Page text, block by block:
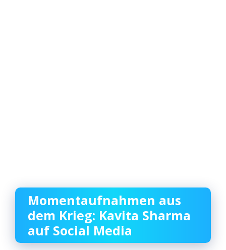
Momentaufnahmen aus
dem Krieg: Kavita Sharma
auf Social Media